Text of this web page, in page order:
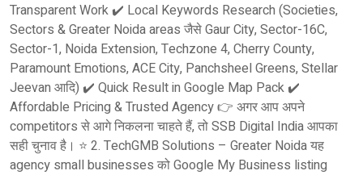
Transparent Work ✔️ Local Keywords Research (Societies,
Sectors & Greater Noida areas जैसे Gaur City, Sector-16C,
Sector-1, Noida Extension, Techzone 4, Cherry County,
Paramount Emotions, ACE City, Panchsheel Greens, Stellar
Jeevan आदि) ✔️ Quick Result in Google Map Pack ✔️
Affordable Pricing & Trusted Agency 👉 अगर आप अपने
competitors से आगे निकलना चाहते हैं, तो SSB Digital India आपका
सही चुनाव है। ⭐ 2. TechGMB Solutions – Greater Noida यह
agency small businesses को Google My Business listing